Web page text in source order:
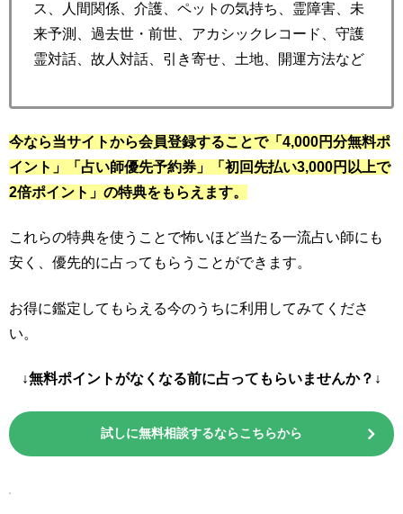
ス、人間関係、介護、ペットの気持ち、霊障害、未
来予測、過去世・前世、アカシックレコード、守護
霊対話、故人対話、引き寄せ、土地、開運方法など
今なら当サイトから会員登録することで「4,000円分無料ポ
イント」「占い師優先予約券」「初回先払い3,000円以上で
2倍ポイント」の特典をもらえます。
これらの特典を使うことで怖いほど当たる一流占い師にも
安く、優先的に占ってもらうことができます。
お得に鑑定してもらえる今のうちに利用してみてくださ
い。
↓無料ポイントがなくなる前に占ってもらいませんか？↓
試しに無料相談するならこちらから